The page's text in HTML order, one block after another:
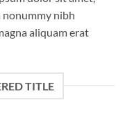
nonummy nibh
aliquam erat
TITLE